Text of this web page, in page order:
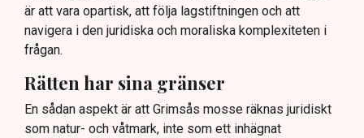
är att vara opartisk, att följa lagstiftningen och att
navigera i den juridiska och moraliska komplexiteten i
frågan.
Rätten har sina gränser
En sådan aspekt är att Grimsås mosse räknas juridiskt
som natur- och våtmark, inte som ett inhägnat